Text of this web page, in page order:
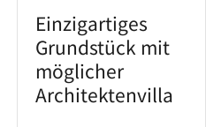
Einzigartiges
Grundstück mit
möglicher
Architektenvilla